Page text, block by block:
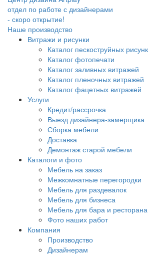
отдел по работе с дизайнерами
- скоро открытие!
Наше производство
Витражи и рисунки
Каталог пескоструйных
Каталог фотопечати
Каталог заливных витражей
Каталог пленочных витражей
Каталог фацетных витражей
Услуги
Кредит/рассрочка
Выезд дизайнера-замерщика
Сборка мебели
Доставка
Демонтаж старой мебели
Каталоги и фото
Мебель на заказ
Межкомнатные перегородки
Мебель для раздевалок
Мебель для бизнеса
Мебель для бара и ресторана
Фото наших работ
Компания
Производство
Дизайнерам